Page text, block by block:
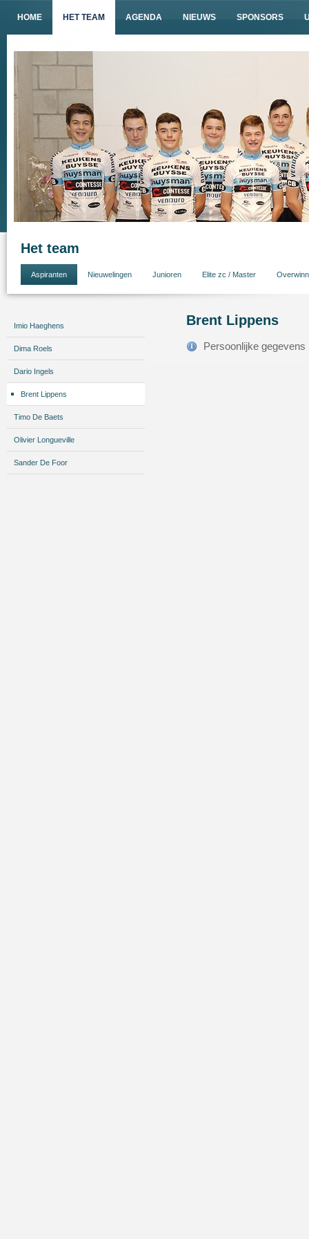
HOME HET TEAM AGENDA NIEUWS SPONSORS
Het team
Aspiranten Nieuwelingen Junioren Elite zc / Master
Imio Haeghens
Dima Roels
Dario Ingels
Brent Lippens
Timo De Baets
Olivier Longueville
Sander De Foor
Brent Lippens
Persoonlijke gegevens